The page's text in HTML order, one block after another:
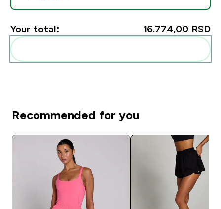
Your total: 16.774,00 RSD‎
Recommended for you